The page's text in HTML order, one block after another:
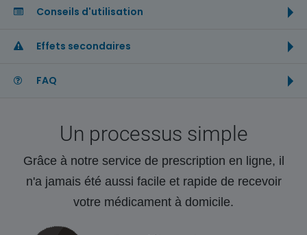
Conseils d'utilisation
Effets secondaires
FAQ
Un processus simple
Grâce à notre service de prescription en ligne, il
n'a jamais été aussi facile et rapide de recevoir
votre médicament à domicile.